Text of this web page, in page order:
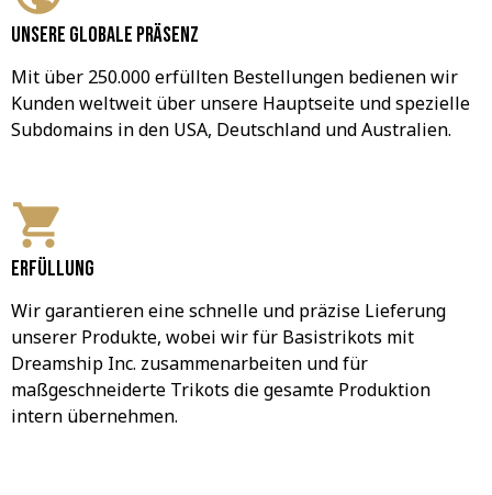
Unsere globale Präsenz
Mit über 250.000 erfüllten Bestellungen bedienen wir
Kunden weltweit über unsere Hauptseite und spezielle
Subdomains in den USA, Deutschland und Australien.
Erfüllung
Wir garantieren eine schnelle und präzise Lieferung
unserer Produkte, wobei wir für Basistrikots mit
Dreamship Inc. zusammenarbeiten und für
maßgeschneiderte Trikots die gesamte Produktion
intern übernehmen.